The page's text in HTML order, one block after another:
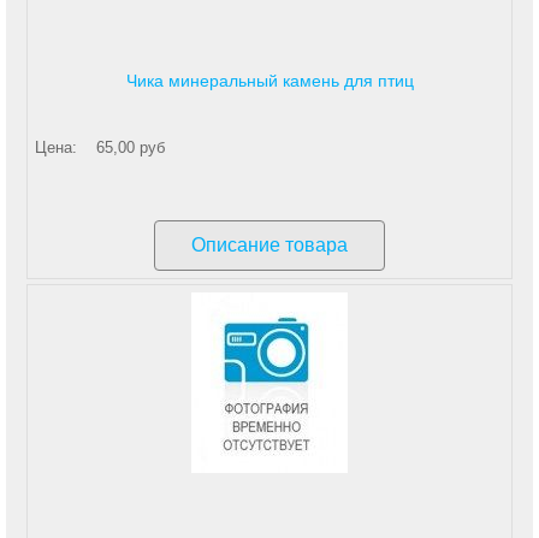
Чика минеральный камень для птиц
Цена: 65,00 руб
Описание товара